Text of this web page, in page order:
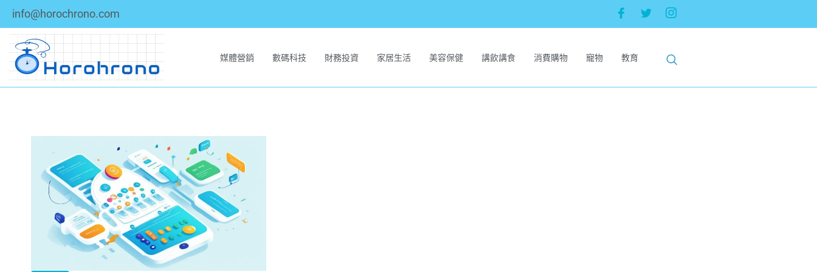
info@horochrono.com
媒體營銷 數碼科技 財務投資 家居生活 美容保健 講飲講食 消費購物 寵物 教育